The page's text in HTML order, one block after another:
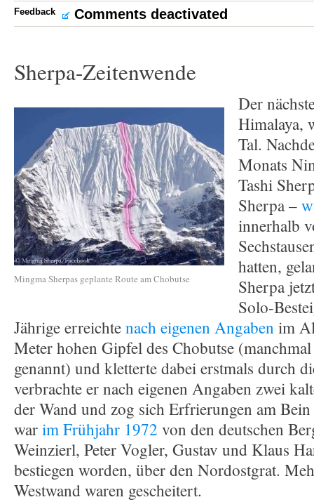
Feedback
Comments deactivated
Sherpa-Zeitenwende
Mingma Sherpas geplante Route am Chobutse
Der
Himalaya,
Tal.
Monats
Tashi
Sherpa –
innerhalb
hatten,
Sherpa
Solo-
Jährige erreichtenach eigenen Angaben im
Meter hohen Gipfel des Chobutse
genannt) und kletterte dabei erstmals durch
verbrachte er nach eigenen Angaben zwei
der Wand und zog sich Erfrierungen am
warim Frühjahr 1972 von den deutschen
Weinzierl, Peter Vogler, Gustav und Klaus
bestiegen worden, über den Nordostgrat.
Westwand waren gescheitert.